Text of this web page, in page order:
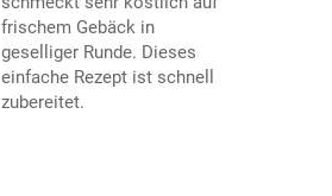
frischem Gebäck in
geselliger Runde. Dieses
einfache Rezept ist schnell
zubereitet.